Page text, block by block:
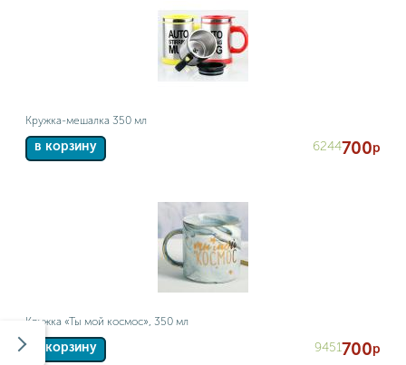
Кружка-мешалка 350 мл
в корзину 6244700р
Кружка «Ты мой космос», 350 мл
в корзину 9451700р